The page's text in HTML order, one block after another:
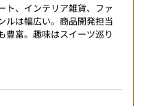
ト、インテリア雑貨、ファ
ルは幅広い。商品開発担当
豊富。趣味はスイーツ巡り